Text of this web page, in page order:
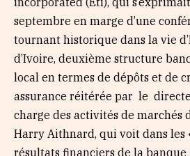
septembre en marge d’une
tournant historique dans la vie
d’Ivoire, deuxième structure
local en termes de dépôts et de
assurance réitérée par le
charge des activités de marchés
Harry Aithnard, qui voit dans les
résultats financiers de la